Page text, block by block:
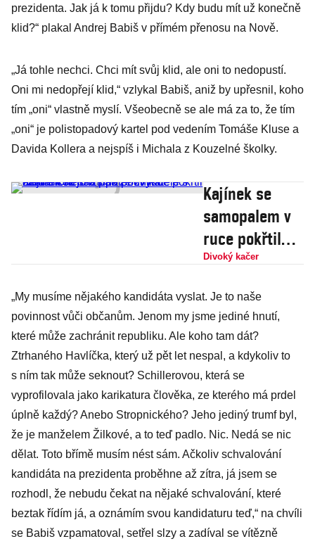
prezidenta. Jak já k tomu přijdu? Kdy budu mít už konečně
klid?“ plakal Andrej Babiš v přímém přenosu na Nově.
„Já tohle nechci. Chci mít svůj klid, ale oni to nedopustí.
Oni mi nedopřejí klid,“ vzlykal Babiš, aniž by upřesnil, koho
tím „oni“ vlastně myslí. Všeobecně se ale má za to, že tím
„oni“ je polistopadový kartel pod vedením Tomáše Kluse a
Davida Kollera a nejspíš i Michala z Kouzelné školky.
Kajínek se
samopalem v
ruce pokřtil
album Ortelu a
zastřelil
nejbližšího
podnikatele s
ochrankou
Divoký kačer
„My musíme nějakého kandidáta vyslat. Je to naše
povinnost vůči občanům. Jenom my jsme jediné hnutí,
které může zachránit republiku. Ale koho tam dát?
Ztrhaného Havlíčka, který už pět let nespal, a kdykoliv to
s ním tak může seknout? Schillerovou, která se
vyprofilovala jako karikatura člověka, ze kterého má prdel
úplně každý? Anebo Stropnického? Jeho jediný trumf byl,
že je manželem Žilkové, a to teď padlo. Nic. Nedá se nic
dělat. Toto břímě musím nést sám. Ačkoliv schvalování
kandidáta na prezidenta proběhne až zítra, já jsem se
rozhodl, že nebudu čekat na nějaké schvalování, které
beztak řídím já, a oznámím svou kandidaturu teď,“ na chvíli
se Babiš vzpamatoval, setřel slzy a zadíval se vítězně